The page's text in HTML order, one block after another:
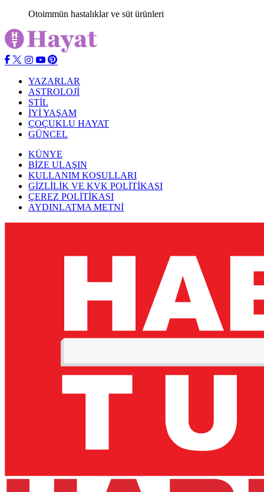
Otoimmün hastalıklar ve süt ürünleri
YAZARLAR
ASTROLOJİ
STİL
İYİ YAŞAM
ÇOÇUKLU HAYAT
GÜNCEL
KÜNYE
BİZE ULAŞIN
KULLANIM KOŞULLARI
GİZLİLİK VE KVK POLİTİKASI
ÇEREZ POLİTİKASI
AYDINLATMA METNİ